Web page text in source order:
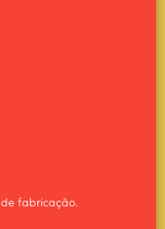
de fabricação.